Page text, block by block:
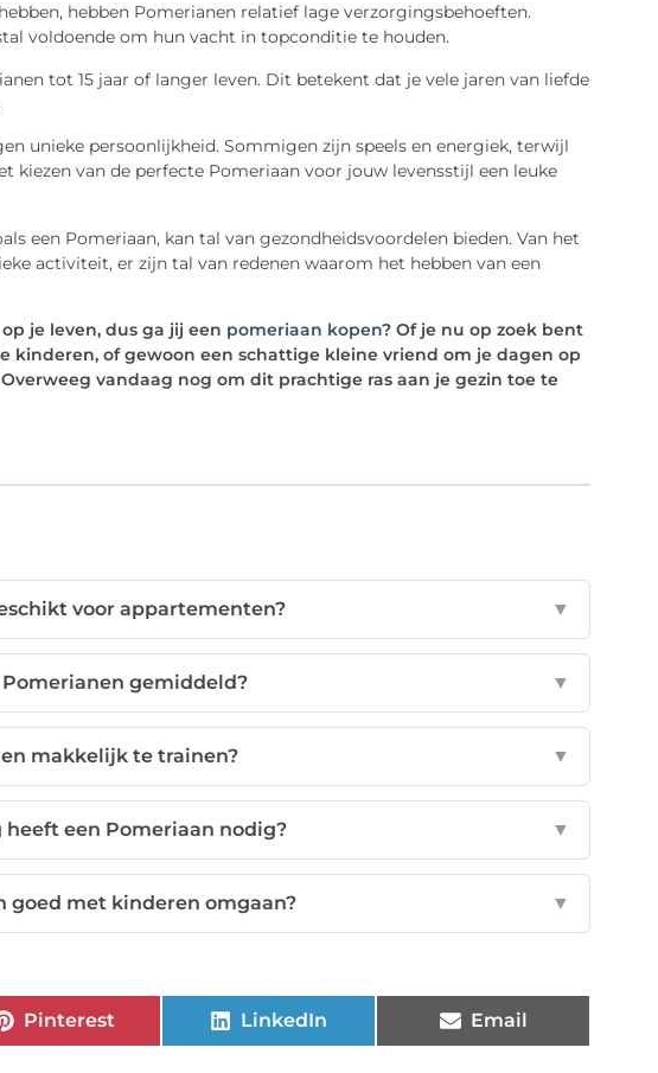
hebben Pomerianen relatief lage verzorgingsbehoeften.
voldoende om hun vacht in topconditie te houden.
tot 15 jaar of langer leven. Dit betekent dat je vele jaren van liefde
unieke persoonlijkheid. Sommigen zijn speels en energiek, terwijl
kiezen van de perfecte Pomeriaan voor jouw levensstijl een leuke
een Pomeriaan, kan tal van gezondheidsvoordelen bieden. Van het
activiteit, er zijn tal van redenen waarom het hebben van een
je leven, dus ga jij een pomeriaan kopen? Of je nu op zoek bent
kinderen, of gewoon een schattige kleine vriend om je dagen op
vandaag nog om dit prachtige ras aan je gezin toe te
voor appartementen? ▼
Pomerianen gemiddeld? ▼
makkelijk te trainen? ▼
heeft een Pomeriaan nodig? ▼
goed met kinderen omgaan? ▼
Pinterest LinkedIn Email